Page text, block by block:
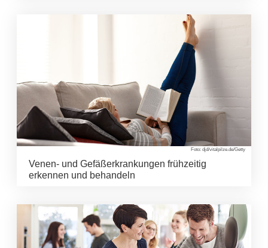
Foto: djd/vitalpilze.de/Getty
Venen- und Gefäßerkrankungen frühzeitig
erkennen und behandeln